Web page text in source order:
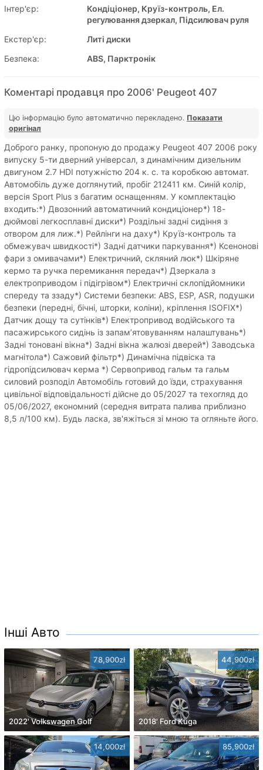
Інтер'єр:
Кондіціонер, Круїз-контроль, Ел.
регулювання дзеркал, Підсилювач руля
Екстер'єр:
Литі диски
Безпека:
ABS, Парктронік
Коментарі продавця про 2006' Peugeot 407
Цю інформацію було автоматично перекладено. Показати
оригінал
Доброго ранку, пропоную до продажу Peugeot 407 2006 року
випуску 5-ти дверний універсал, з динамічним дизельним
двигуном 2.7 HDI потужністю 204 к. с. та коробкою автомат.
Автомобіль дуже доглянутий, пробіг 212411 км. Синій колір,
версія Sport Plus з багатим оснащенням. У комплектацію
входить:*) Двозонний автоматичний кондиціонер*) 18-
дюймові легкосплавні диски*) Роздільні задні сидіння з
отвором для лиж.*) Рейлінги на даху*) Круїз-контроль та
обмежувач швидкості*) Задні датчики паркування*) Ксенонові
фари з омивачами*) Електричний, скляний люк*) Шкіряне
кермо та ручка перемикання передач*) Дзеркала з
електроприводом і підігрівом*) Електричні склопідйомники
спереду та ззаду*) Системи безпеки: ABS, ESP, ASR, подушки
безпеки (передні, бічні, шторки, коліни), кріплення ISOFIX*)
Датчик дощу та сутінків*) Електропривод водійського та
пасажирського сидінь із запам’ятовуванням налаштувань*)
Задні тоновані вікна*) Задні вікна жалюзі дверей*) Заводська
магнітола*) Сажовий фільтр*) Динамічна підвіска та
гідропідсилювач керма *) Сервопривод гальм та гальм
силовий розподіл Автомобіль готовий до їзди, страхування
цивільної відповідальності дійсне до 05/2027 та техогляд до
05/06/2027, економний (середня витрата палива приблизно
8,5 л/100 км). Будь ласка, зв'яжіться зі мною та огляньте його.
Інші Авто
78,900zł
2022' Volkswagen Golf
44,900zł
2018' Ford Kuga
14,000zł 85,900zł